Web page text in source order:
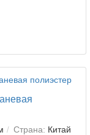
Страна: Китай